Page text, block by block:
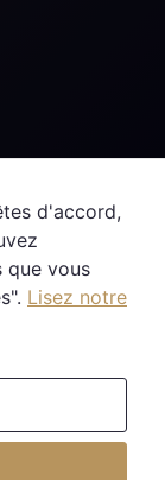
d'accord,
que vous
Lisez notre